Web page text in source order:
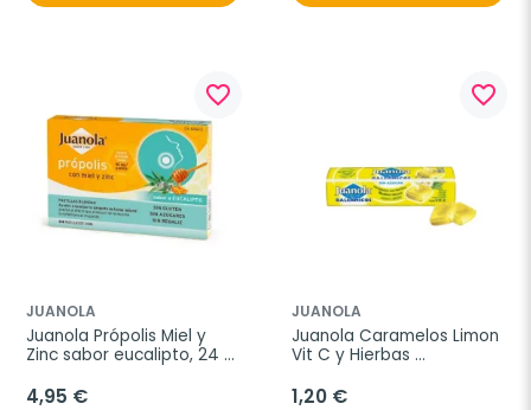
favorite_border
JUANOLA
Juanola Própolis Miel y
Zinc sabor eucalipto, 24
4,95 €
favorite_border
JUANOLA
Juanola Caramelos Limon
Vit C y Hierbas
1,20 €